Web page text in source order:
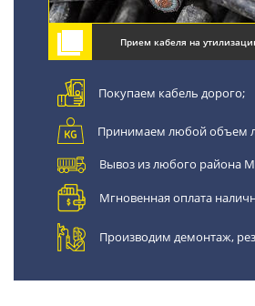
Прием кабеля на
Покупаем кабель дорого;
Принимаем любой объем
Вывоз из любого района
Мгновенная оплата
Производим демонтаж,